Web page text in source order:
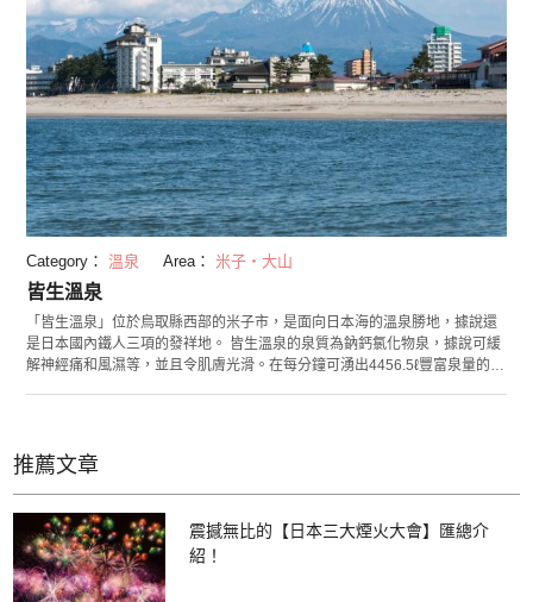
Category： 溫泉 Area： 米子・大山
皆生溫泉
「皆生溫泉」位於鳥取縣西部的米子市，是面向日本海的溫泉勝地，據說還
是日本國內鐵人三項的發祥地。 皆生溫泉的泉質為鈉鈣氯化物泉，據說可緩
解神經痛和風濕等，並且令肌膚光滑。在每分鐘可湧出4456.5ℓ豐富泉量的皆
海產品，其中螃蟹和牡蠣堪稱極品。這是一個湊齊了優質泉質、景色和料理
三大要素的溫泉勝地。 展現於眼前的「皆生溫泉海水浴場」還被選為「日本
的夕陽旭日100選」，除可眺望美麗景觀以外，夏季還可享受海水浴。
推薦文章
震撼無比的【日本三大煙火大會】匯總介
紹！